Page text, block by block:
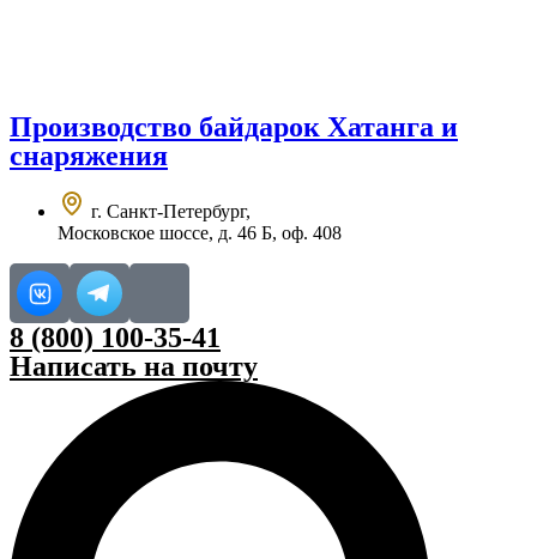
Производство байдарок Хатанга и
снаряжения
г. Санкт-Петербург,
Московское шоссе, д. 46 Б, оф. 408
8 (800) 100-35-41
Написать на почту